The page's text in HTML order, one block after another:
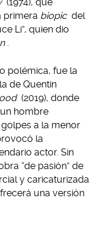
primera biopic del
Li”, quien dio
polémica, fue la
de Quentin
(2019), donde
hombre
a la menor
la
actor. Sin
“de pasión” de
y caricaturizada
una versión